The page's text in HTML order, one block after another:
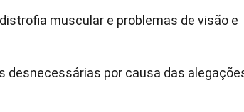
muscular e problemas de visão e
desnecessárias por causa das